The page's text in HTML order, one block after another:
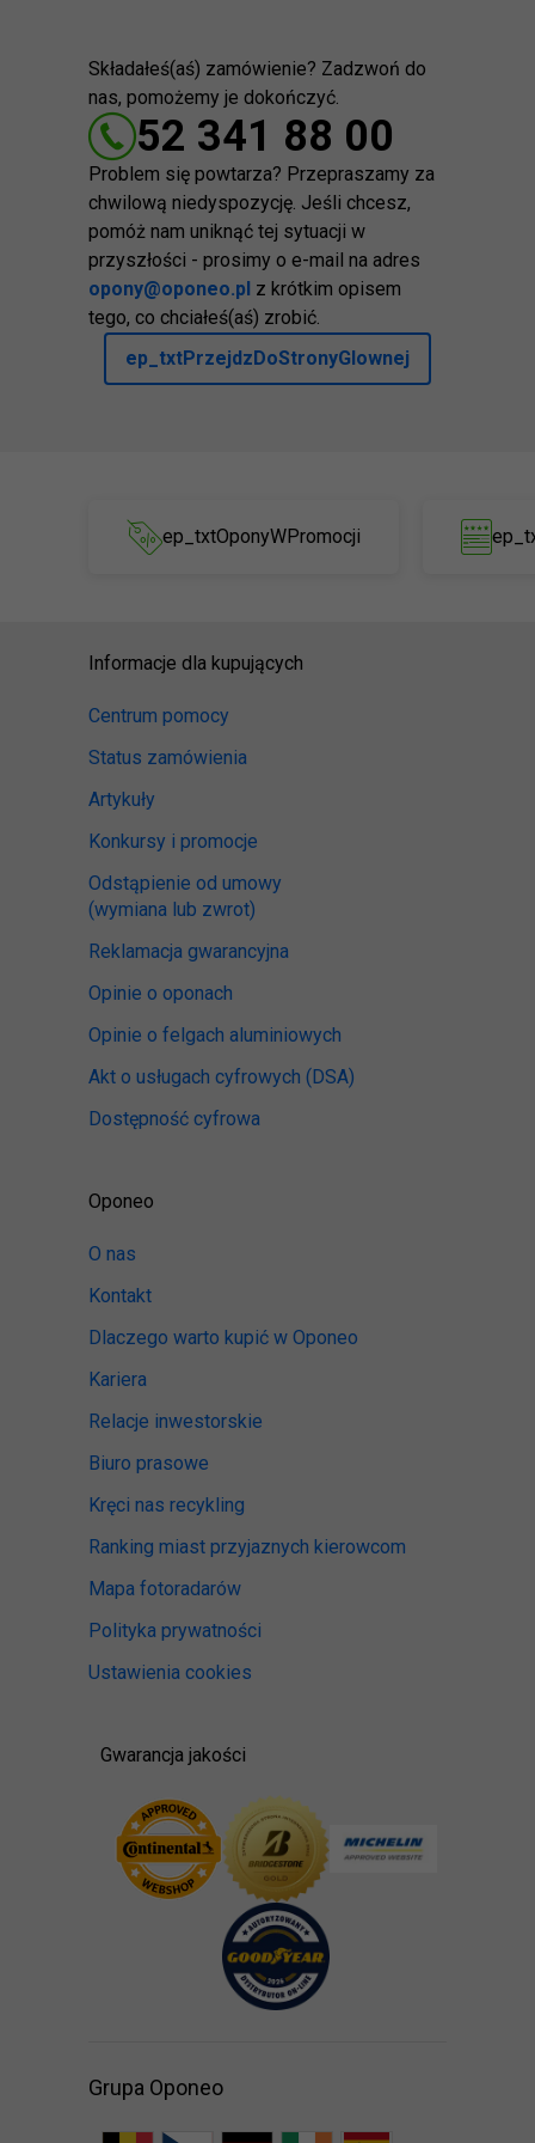
Składałeś(aś) zamówienie? Zadzwoń do
nas, pomożemy je dokończyć.
52 341 88 00
Problem się powtarza? Przepraszamy za
chwilową niedyspozycję. Jeśli chcesz,
pomóż nam uniknąć tej sytuacji w
przyszłości - prosimy o e-mail na adres
opony@oponeo.pl z krótkim opisem
tego, co chciałeś(aś) zrobić.
ep_txtPrzejdzDoStronyGlownej
ep_txtOponyWPromocji
Informacje dla kupujących
Centrum pomocy
Status zamówienia
Artykuły
Konkursy i promocje
Odstąpienie od umowy
(wymiana lub zwrot)
Reklamacja gwarancyjna
Opinie o oponach
Opinie o felgach aluminiowych
Akt o usługach cyfrowych (DSA)
Dostępność cyfrowa
Oponeo
O nas
Kontakt
Dlaczego warto kupić w Oponeo
Kariera
Relacje inwestorskie
Biuro prasowe
Kręci nas recykling
Ranking miast przyjaznych kierowcom
Mapa fotoradarów
Polityka prywatności
Ustawienia cookies
Gwarancja jakości
Grupa Oponeo